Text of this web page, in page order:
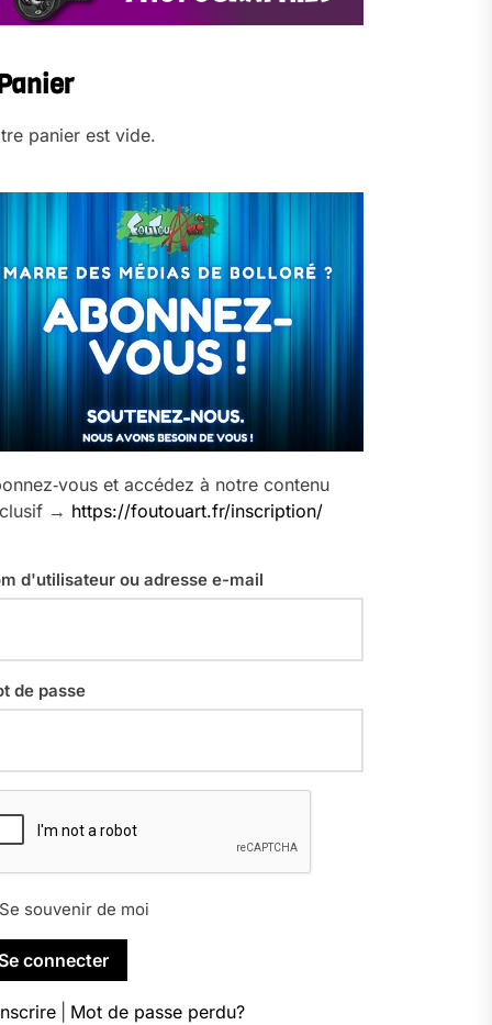
panier est vide.
et accédez à notre contenu
→ https://foutouart.fr/inscription/
d'utilisateur ou adresse e-mail
de passe
souvenir de moi
Mot de passe perdu?